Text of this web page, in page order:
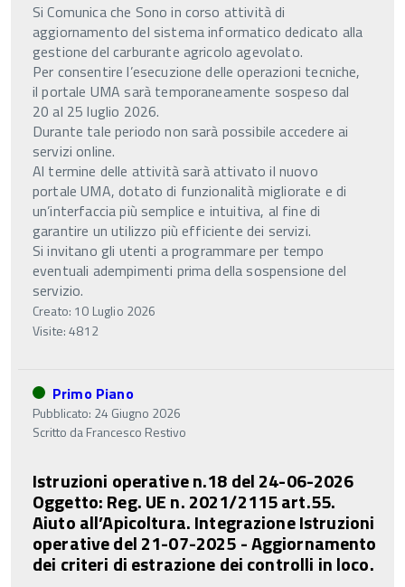
Si Comunica che Sono in corso attività di
aggiornamento del sistema informatico dedicato alla
gestione del carburante agricolo agevolato.
Per consentire l’esecuzione delle operazioni tecniche,
il portale UMA sarà temporaneamente sospeso dal
20 al 25 luglio 2026.
Durante tale periodo non sarà possibile accedere ai
servizi online.
Al termine delle attività sarà attivato il nuovo
portale UMA, dotato di funzionalità migliorate e di
un’interfaccia più semplice e intuitiva, al fine di
garantire un utilizzo più efficiente dei servizi.
Si invitano gli utenti a programmare per tempo
eventuali adempimenti prima della sospensione del
servizio.
Creato: 10 Luglio 2026
Visite: 4812
Primo Piano
Pubblicato: 24 Giugno 2026
Scritto daFrancesco Restivo
Istruzioni operative n.18 del 24-06-2026
Oggetto: Reg. UE n. 2021/2115 art.55.
Aiuto all’Apicoltura. Integrazione Istruzioni
operative del 21-07-2025 - Aggiornamento
dei criteri di estrazione dei controlli in loco.